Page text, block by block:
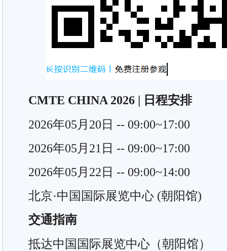
CMTE CHINA 2026 | 日程安排
2026年05月20日 -- 09:00~17:00
2026年05月21日 -- 09:00~17:00
2026年05月22日 -- 09:00~14:00
北京·中国国际展览中心 (朝阳馆)
交通指南
抵达中国国际展览中心（朝阳馆）